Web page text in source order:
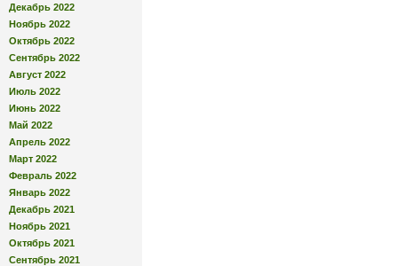
Декабрь 2022
Ноябрь 2022
Октябрь 2022
Сентябрь 2022
Август 2022
Июль 2022
Июнь 2022
Май 2022
Апрель 2022
Март 2022
Февраль 2022
Январь 2022
Декабрь 2021
Ноябрь 2021
Октябрь 2021
Сентябрь 2021